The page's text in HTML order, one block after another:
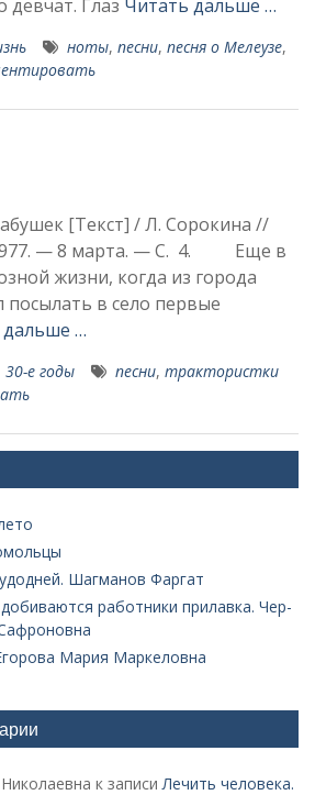
Глаз Читать дальше …
ноты, песни, песня о Мелеузе,
[Текст] / Л. Сорокина //
— 8 марта. — С. 4. Еще в
жизни, когда из города
по­сылать в село первые
…
е годы песни, трактористки
Шагманов Фаргат
работники прилавка. Чер­
Мария Маркеловна
к записиЛечить человека.